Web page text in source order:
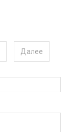
Далее